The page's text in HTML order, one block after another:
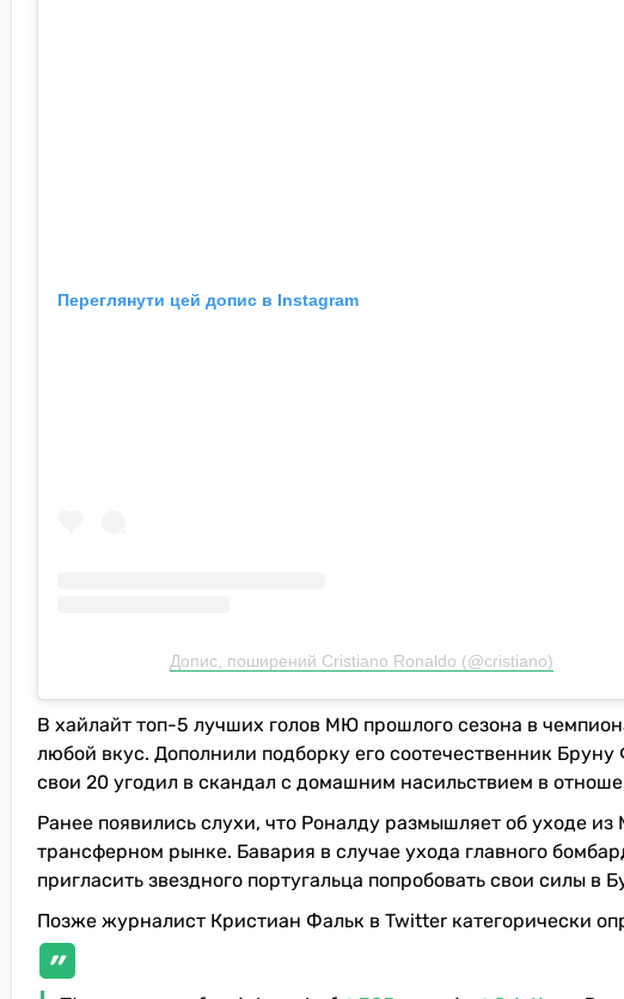
Переглянути цей допис в Instagram
Допис, поширений Cristiano Ronaldo (@cristiano)
В хайлайт топ-5 лучших голов МЮ прошлого сезона в
любой вкус. Дополнили подборку его соотечественник
свои 20 угодил в скандал с домашним насильствием в
Ранее появились слухи, что Роналду размышляет об уходе
трансферном рынке. Бавария в случае ухода главного
пригласить звездного португальца попробовать свои силы в
Позже журналист Кристиан Фальк в Twitter категорически